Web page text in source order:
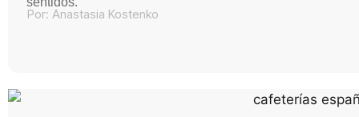
Por: Anastasia Kostenko